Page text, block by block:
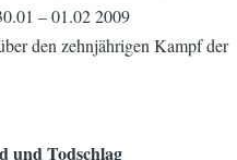
– 01.02 2009
den zehnjährigen Kampf der
und Todschlag